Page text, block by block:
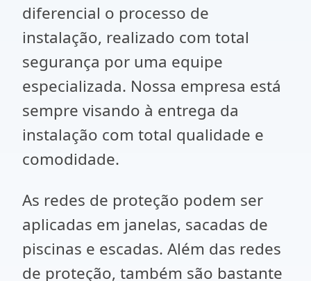
diferencial o processo de
instalação, realizado com total
segurança por uma equipe
especializada. Nossa empresa está
sempre visando à entrega da
instalação com total qualidade e
comodidade.
As redes de proteção podem ser
aplicadas em janelas, sacadas de
piscinas e escadas. Além das redes
de proteção, também são bastante